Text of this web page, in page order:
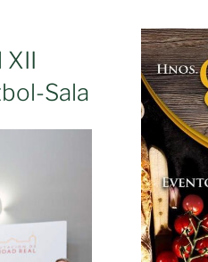
XII
Sala